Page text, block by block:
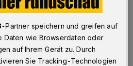
und der
zusammenarbeiten.
Eine Minute Lesezeit
-Partner speichern und greifen auf
Daten wie Browserdaten oder
auf Ihrem Gerät zu. Durch
Sie Tracking-Technologien